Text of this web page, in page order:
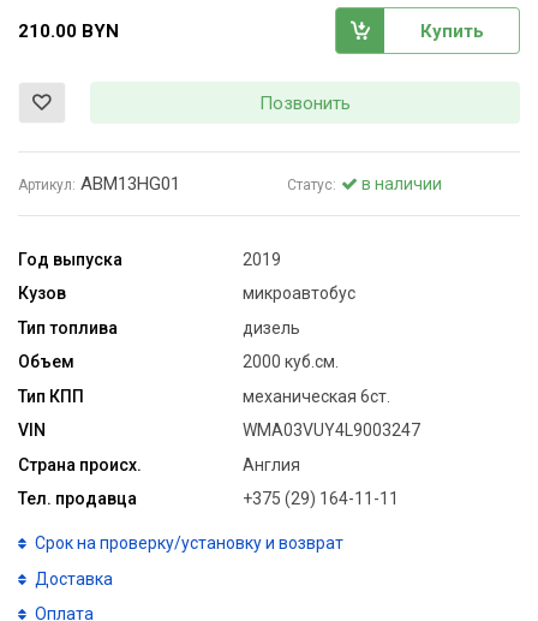
210.00 BYN Купить
Позвонить
Артикул: ABM13HG01 Статус: в наличии
Год выпуска
2019
Кузов
микроавтобус
Тип топлива
дизель
Объем
2000 куб.см.
Тип КПП
механическая 6ст.
VIN
WMA03VUY4L9003247
Страна происх.
Англия
Тел. продавца
+375 (29) 164-11-11
Срок на проверку/установку и возврат
Доставка
Оплата